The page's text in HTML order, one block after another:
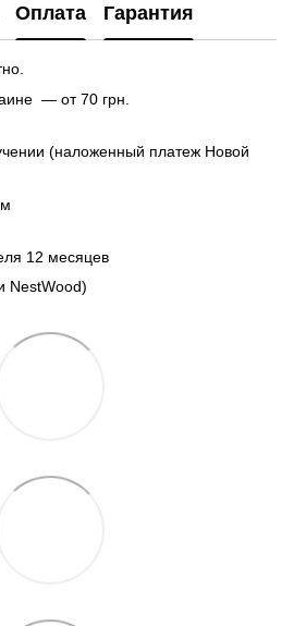
Оплата Гарантия
— от 70 грн.
(наложенный платеж Новой
12 месяцев
NestWood)